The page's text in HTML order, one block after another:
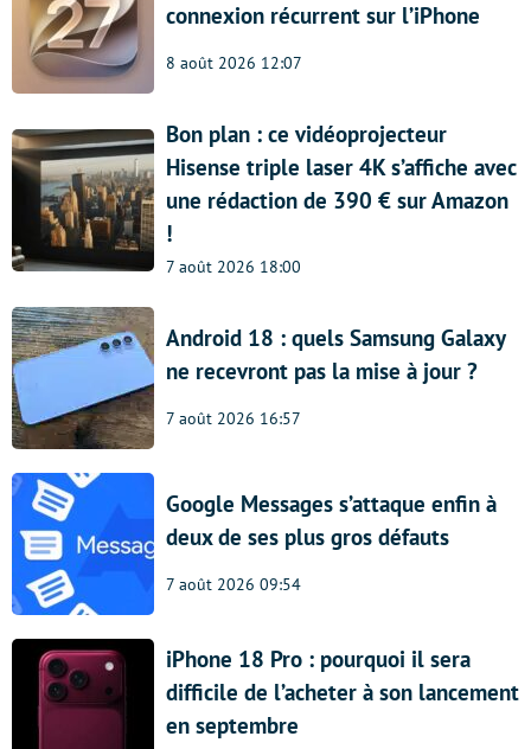
connexion récurrent sur l’iPhone
8 août 2026 12:07
Bon plan : ce vidéoprojecteur
Hisense triple laser 4K s’affiche avec
une rédaction de 390 € sur Amazon
!
7 août 2026 18:00
Android 18 : quels Samsung Galaxy
ne recevront pas la mise à jour ?
7 août 2026 16:57
Google Messages s’attaque enfin à
deux de ses plus gros défauts
7 août 2026 09:54
iPhone 18 Pro : pourquoi il sera
difficile de l’acheter à son lancement
en septembre